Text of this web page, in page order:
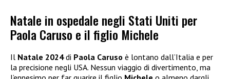
Natale in ospedale negli Stati Uniti per
Paola Caruso e il figlio Michele
Il Natale 2024di Paola Caruso è lontano dall’Italia e per
la precisione negli USA. Nessun viaggio di divertimento, ma